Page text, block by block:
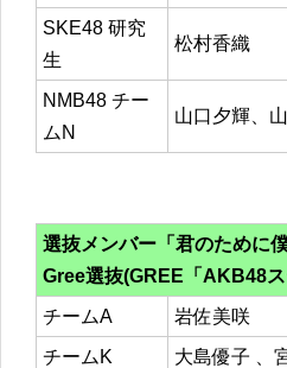
SKE48 研究
生
松村香織
NMB48 チー
ムN
山口夕輝、
選抜メンバー「君のために
Gree選抜(GREE「AKB48
チームA
岩佐美咲
チームK
大島優子 、